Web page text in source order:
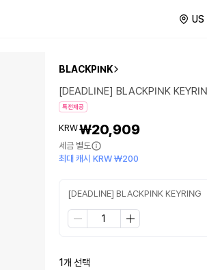
US
BLACKPINK
[DEADLINE] BLACKPINK
특전제공
KRW₩20,909
세금 별도
최대 캐시 KRW ₩200
[DEADLINE] BLACKPINK KEYRING
1개 선택